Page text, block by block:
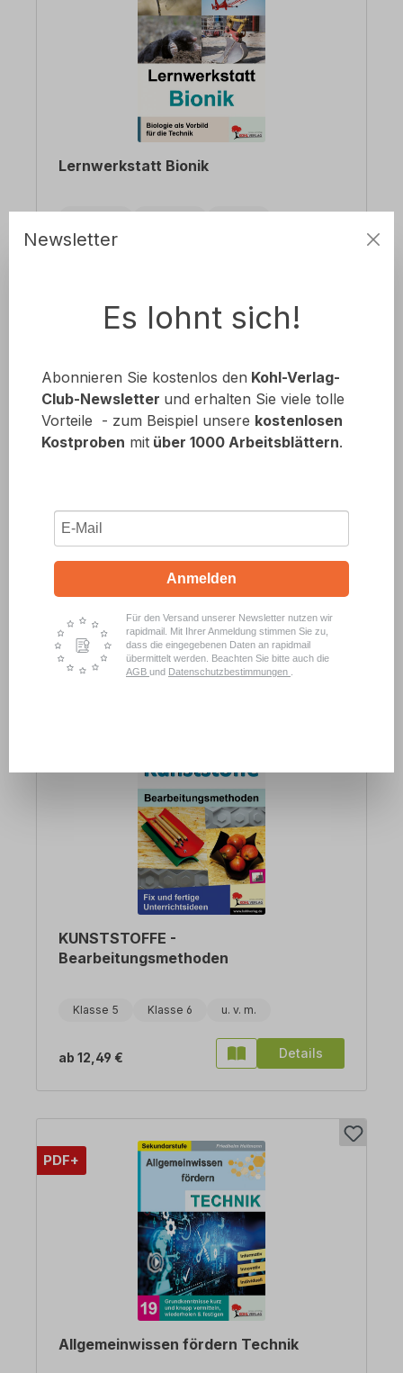
Lernwerkstatt Bionik
Technik fachfremd unterrichten
ab 18,99 € Details
KUNSTSTOFFE -
Bearbeitungsmethoden
Klasse 5 Klasse 6
ab 12,49 € Details
PDF+
Allgemeinwissen fördern Technik
Newsletter
Es lohnt sich!
Abonnieren Sie kostenlos den Kohl-Verlag-
Club-Newsletter und erhalten Sie viele tolle
Vorteile - zum Beispiel unsere kostenlosen
Kostproben mit über 1000 Arbeitsblättern.
Anmelden
Für den Versand unserer Newsletter nutzen wir
rapidmail. Mit Ihrer Anmeldung stimmen Sie zu,
dass die eingegebenen Daten an rapidmail
übermittelt werden. Beachten Sie bitte auch die
AGB und Datenschutzbestimmungen